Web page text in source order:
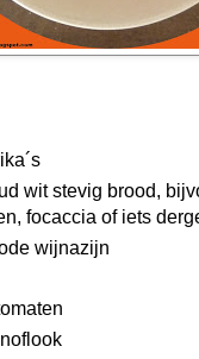
wit stevig brood,
focaccia of iets
wijnazijn